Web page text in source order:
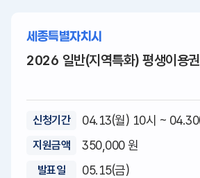
세종특별자치시
2026 일반(지역특화) 평생이용
신청기간 04.13(월) 10시 ~
지원금액 350,000 원
발표일 05.15(금)